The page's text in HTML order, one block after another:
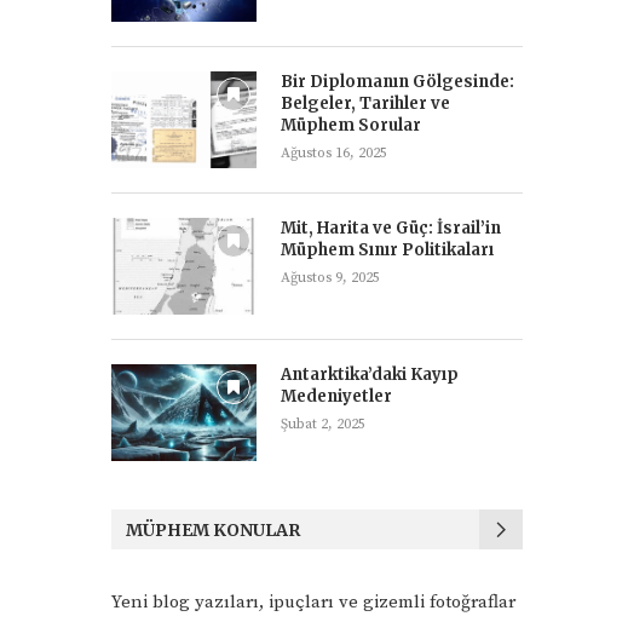
Bir Diplomanın Gölgesinde:
Belgeler, Tarihler ve
Müphem Sorular
Ağustos 16, 2025
Mit, Harita ve Güç: İsrail’in
Müphem Sınır Politikaları
Ağustos 9, 2025
Antarktika’daki Kayıp
Medeniyetler
Şubat 2, 2025
MÜPHEM KONULAR
Yeni blog yazıları, ipuçları ve gizemli fotoğraflar